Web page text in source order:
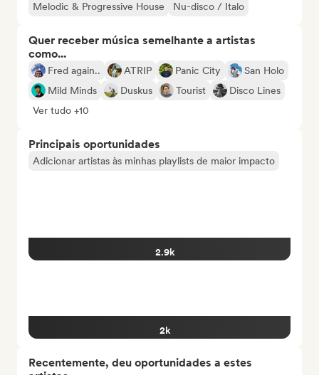
Melodic & Progressive House
Nu-disco / Italo
Quer receber música semelhante a artistas
como...
Fred again.. ATRIP Panic City
San Holo
Mild Minds
Duskus Tourist
Disco Lines
Ver tudo +10
Principais oportunidades
Adicionar artistas às minhas playlists de maior impacto
2.9k
2k
Recentemente, deu oportunidades a estes